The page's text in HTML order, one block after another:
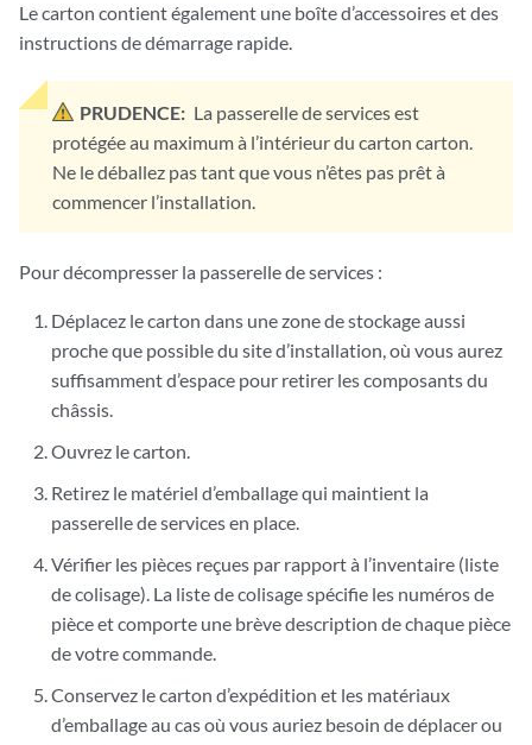
Le carton contient également une boîte d’accessoires et des
instructions de démarrage rapide.
PRUDENCE: La passerelle de services est
protégée au maximum à l’intérieur du carton carton.
Ne le déballez pas tant que vous n’êtes pas prêt à
commencer l’installation.
Pour décompresser la passerelle de services :
Déplacez le carton dans une zone de stockage aussi
proche que possible du site d’installation, où vous aurez
suffisamment d’espace pour retirer les composants du
châssis.
Ouvrez le carton.
Retirez le matériel d’emballage qui maintient la
passerelle de services en place.
Vérifier les pièces reçues par rapport à l’inventaire (liste
de colisage). La liste de colisage spécifie les numéros de
pièce et comporte une brève description de chaque pièce
de votre commande.
Conservez le carton d’expédition et les matériaux
d’emballage au cas où vous auriez besoin de déplacer ou